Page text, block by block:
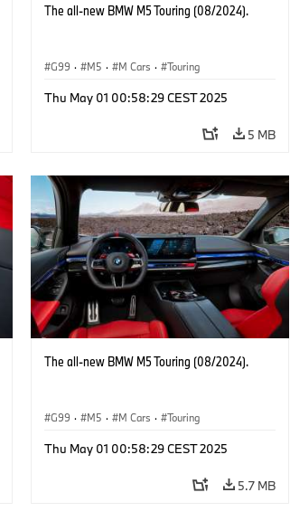
The all-new BMW M5 Touring (08/2024).
G99 · M5 · M Cars · Touring
Thu May 01 00:58:29 CEST 2025
5 MB
The all-new BMW M5 Touring (08/2024).
G99 · M5 · M Cars · Touring
Thu May 01 00:58:29 CEST 2025
5.7 MB